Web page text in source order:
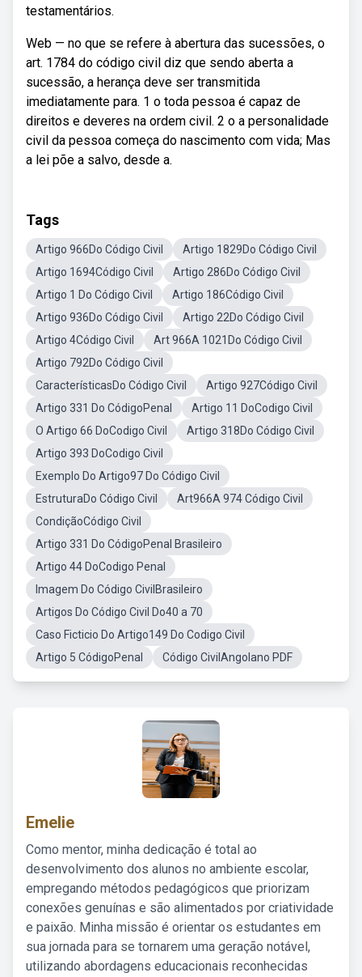
testamentários.
Web — no que se refere à abertura das sucessões, o
art. 1784 do código civil diz que sendo aberta a
sucessão, a herança deve ser transmitida
imediatamente para. 1 o toda pessoa é capaz de
direitos e deveres na ordem civil. 2 o a personalidade
civil da pessoa começa do nascimento com vida; Mas
a lei põe a salvo, desde a.
Tags
Artigo 966Do Código Civil
Artigo 1829Do Código Civil
Artigo 1694Código Civil
Artigo 286Do Código Civil
Artigo 1 Do Código Civil
Artigo 186Código Civil
Artigo 936Do Código Civil
Artigo 22Do Código Civil
Artigo 4Código Civil
Art 966A 1021Do Código Civil
Artigo 792Do Código Civil
CaracterísticasDo Código Civil
Artigo 927Código Civil
Artigo 331 Do CódigoPenal
Artigo 11 DoCodigo Civil
O Artigo 66 DoCodigo Civil
Artigo 318Do Código Civil
Artigo 393 DoCodigo Civil
Exemplo Do Artigo97 Do Código Civil
EstruturaDo Código Civil
Art966A 974 Código Civil
CondiçãoCódigo Civil
Artigo 331 Do CódigoPenal Brasileiro
Artigo 44 DoCodigo Penal
Imagem Do Código CivilBrasileiro
Artigos Do Código Civil Do40 a 70
Caso Ficticio Do Artigo149 Do Codigo Civil
Artigo 5 CódigoPenal
Código CivilAngolano PDF
Emelie
Como mentor, minha dedicação é total ao
desenvolvimento dos alunos no ambiente escolar,
empregando métodos pedagógicos que priorizam
conexões genuínas e são alimentados por criatividade
e paixão. Minha missão é orientar os estudantes em
sua jornada para se tornarem uma geração notável,
utilizando abordagens educacionais reconhecidas